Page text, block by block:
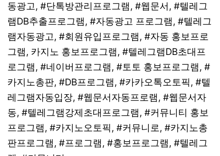
동광고, #단톡방관리프로그램, #웹문서, #텔레그
램DB추출프로그램, #자동광고 프로그램, #텔레그
램자동광고, #회원유입프로그램, #자동 홍보프로
그램, 카지노 홍보프로그램, #텔레그램DB초대프
로그램, #네이버프로그램, #토토 홍보프로그램, #
카지노총판, #DB프로그램, #카카오톡오토픽, #텔
레그램자동입장, #웹문서자동프로램, #웹문서자
동, #텔레그램강제초대프로그램, #커뮤니티 홍보
프로그램, #카지노오토픽, #커뮤니로, #카지노총
판프로그램, #프로그램, #홍보프로그램, #텔레그